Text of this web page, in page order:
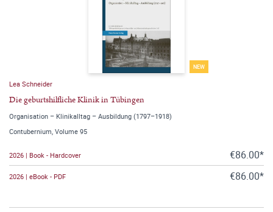
NEW
Lea Schneider
Die geburtshilfliche Klinik in Tübingen
Organisation – Klinikalltag – Ausbildung (1797–1918)
Contubernium, Volume 95
2026 | Book - Hardcover €86.00*
2026 | eBook - PDF €86.00*